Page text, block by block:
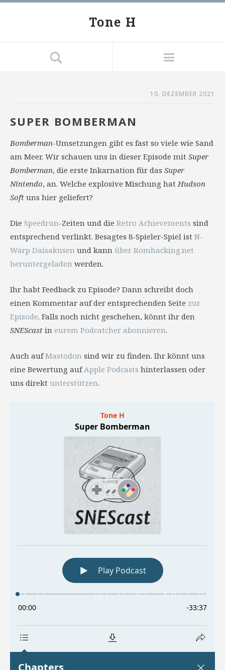
Tone H
10. DEZEMBER 2021
SUPER BOMBERMAN
Bomberman-Umsetzungen gibt es fast so viele wie Sand
am Meer. Wir schauen uns in dieser Episode mit Super
Bomberman, die erste Inkarnation für das Super
Nintendo, an. Welche explosive Mischung hatHudson
Soft uns hier geliefert?
Die Speedrun-Zeiten und die Retro Achievements sind
entsprechend verlinkt. Besagtes 8-Spieler-Spiel ist N-
Warp Daisakusen und kann über Romhacking.net
heruntergeladen werden.
Ihr habt Feedback zu Episode? Dann schreibt doch
einen Kommentar auf der entsprechenden Seite zur
Episode. Falls noch nicht geschehen, könnt ihr den
SNEScast in eurem Podcatcher abonnieren.
Auch aufMastodon sind wir zu finden. Ihr könnt uns
eine Bewertung aufApple Podcasts hinterlassen oder
uns direkt unterstützen.